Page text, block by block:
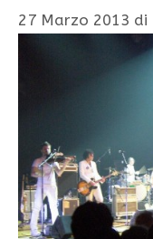
27 Marzo 2013 di